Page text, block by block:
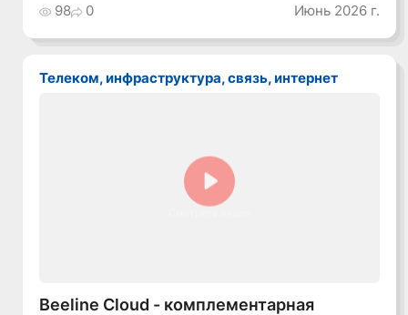
98 0 Июнь 2026 г.
Телеком, инфраструктура, связь, интернет
Beeline Cloud - комплементарная